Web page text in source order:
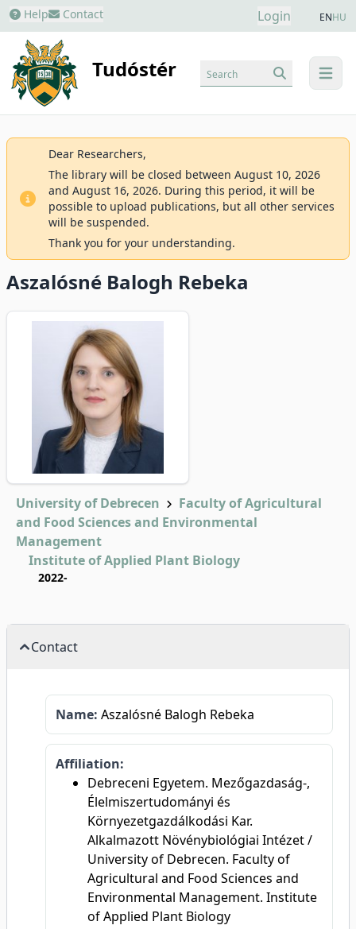
Help Contact Login ENHU
Tudóstér menu
Search
Dear Researchers,
The library will be closed between August 10, 2026
and August 16, 2026. During this period, it will be
possible to upload publications, but all other services
will be suspended.
Thank you for your understanding.
Aszalósné Balogh Rebeka
University of Debrecen
Faculty of Agricultural
and Food Sciences and Environmental
Management
Institute of Applied Plant Biology
2022-
Contact
Name: Aszalósné Balogh Rebeka
Affiliation:
Debreceni Egyetem. Mezőgazdaság-,
Élelmiszertudományi és
Környezetgazdálkodási Kar.
Alkalmazott Növénybiológiai Intézet /
University of Debrecen. Faculty of
Agricultural and Food Sciences and
Environmental Management. Institute
of Applied Plant Biology